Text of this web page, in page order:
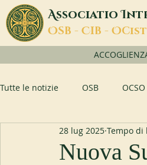
AssociatioI
OSB - CIB - O
Tutte le notizie OSB OCSO
Nuova
28 lug 2025 Tempo di